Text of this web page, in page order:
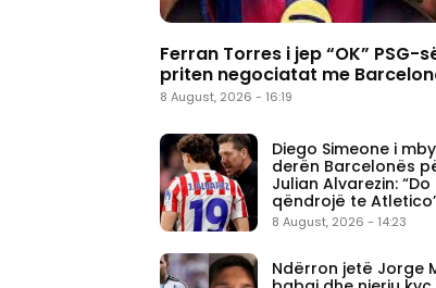
Ferran Torres i jep “OK” PSG-
priten negociatat me
8 August, 2026 - 16:19
Diego Simeone i
derën Barcelonës
Julian Alvarezin:
qëndrojë te
8 August, 2026 - 14:23
Ndërron jetë Jorge